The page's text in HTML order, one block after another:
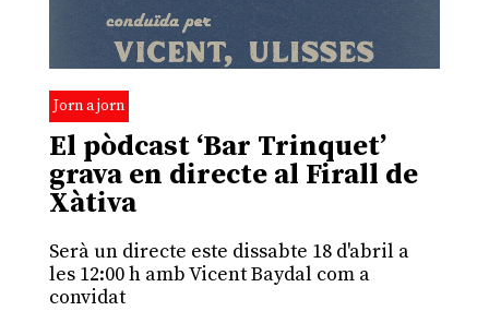
Jorn a jorn
El pòdcast ‘Bar Trinquet’
grava en directe al Firall de
Xàtiva
Serà un directe este dissabte 18 d'abril a
les 12:00 h amb Vicent Baydal com a
convidat